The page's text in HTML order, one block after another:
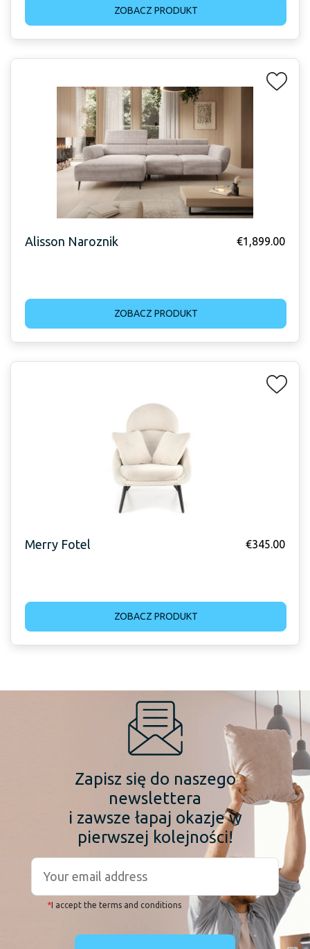
ZOBACZ PRODUKT
Alisson Naroznik €1,899.00
ZOBACZ PRODUKT
Merry Fotel €345.00
ZOBACZ PRODUKT
Zapisz się do naszego
newslettera
i zawsze łapaj okazje w
pierwszej kolejności!
* I accept the terms and conditions